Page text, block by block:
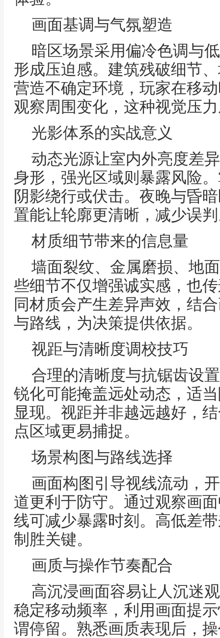
画面基调与气氛塑造
暗区场景采用偏冷色调与
形成压迫感。建筑残破细节
营造不确定环境，玩家在移
观察周围变化，这种视觉压
光影体系的实战意义
动态光源让室内外亮度差
身形，强光区域则暴露风险
阴影绕行或伏击。夜晚与昏
置能让轮廓更清晰，减少误
材质细节带来的信息量
墙面裂纹、金属磨损、地
些细节不仅增强诚实感，也
同材质会产生差异声效，结
与路线，为决策提供依据。
视距与清晰度调校技巧
合理的清晰度与抗锯齿设
锐化可能掩盖远处动态，适
显现。视距并非越远越好，
点区域更易捕捉。
场景构图与路线选择
画面构图引导视线流动，
道更利于防守。通过观察画
线可减少暴露时刻。高低差
制胜关键。
画质与操作节奏配合
高沉浸画面容易让人沉迷
稳定移动频率，利用画面提
谓停留。熟悉画质表现后，